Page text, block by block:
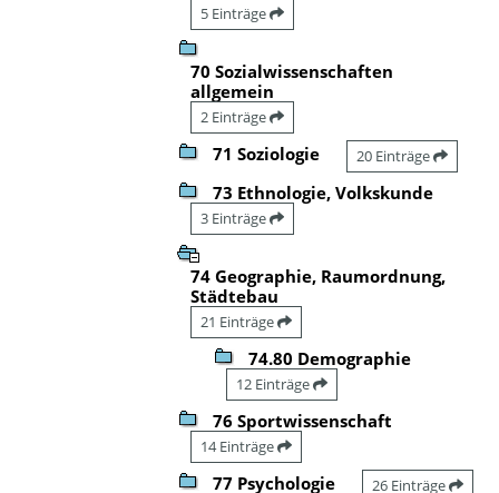
5 Einträge
70 Sozialwissenschaften
allgemein
2 Einträge
71 Soziologie 20 Einträge
73 Ethnologie, Volkskunde
3 Einträge
74 Geographie, Raumordnung,
Städtebau
21 Einträge
74.80 Demographie
12 Einträge
76 Sportwissenschaft
14 Einträge
77 Psychologie 26 Einträge